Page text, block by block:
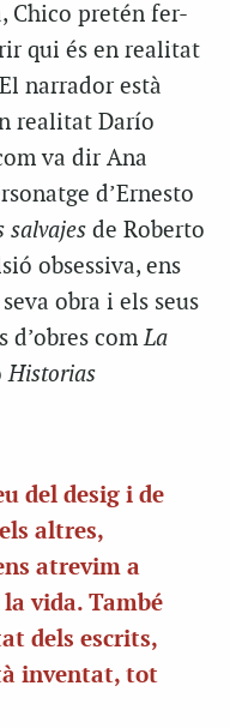
Chico pretén fer-
qui és en realitat
narrador està
realitat Darío
va dir Ana
d’Ernesto
salvajes de Roberto
obsessiva, ens
obra i els seus
d’obres comLa
Historias
del desig i de
altres,
atrevim a
vida. També
dels escrits,
inventat, tot